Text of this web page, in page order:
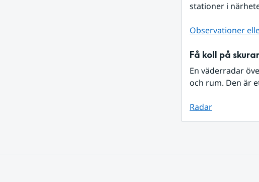
stationer i
Observationer
Få koll på
En väderradar
och rum. Den är
Radar